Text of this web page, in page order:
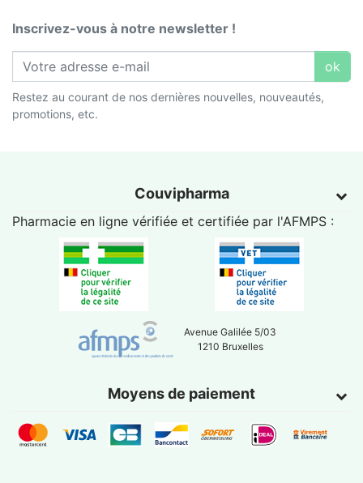
Inscrivez-vous à notre newsletter !
ok
Restez au courant de nos dernières nouvelles, nouveautés,
promotions, etc.
Couvipharma
Pharmacie en ligne vérifiée et certifiée par l'AFMPS :
Avenue Galilée 5/03
1210 Bruxelles
Moyens de paiement